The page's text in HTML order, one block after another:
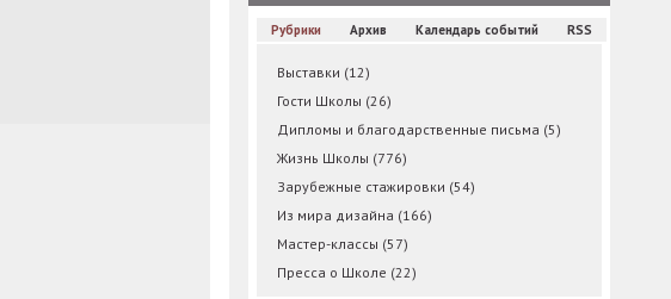
Рубрики Архив Календарь событий RSS
Выставки (12)
Гости Школы (26)
Дипломы и благодарственные письма (5)
Жизнь Школы (776)
Зарубежные стажировки (54)
Из мира дизайна (166)
Мастер-классы (57)
Пресса о Школе (22)